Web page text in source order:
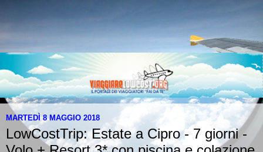
MARTEDÌ 8 MAGGIO 2018
LowCostTrip: Estate a Cipro - 7 giorni -